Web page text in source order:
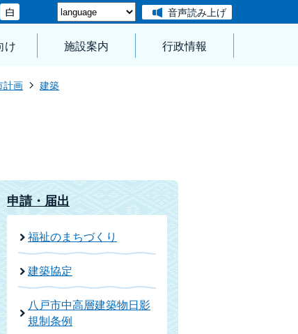
音声読み上げ
け 施設案内 行政情報
計画
建築
申請・届出
福祉のまちづくり
建築協定
八戸市中高層建築物日影
規制条例